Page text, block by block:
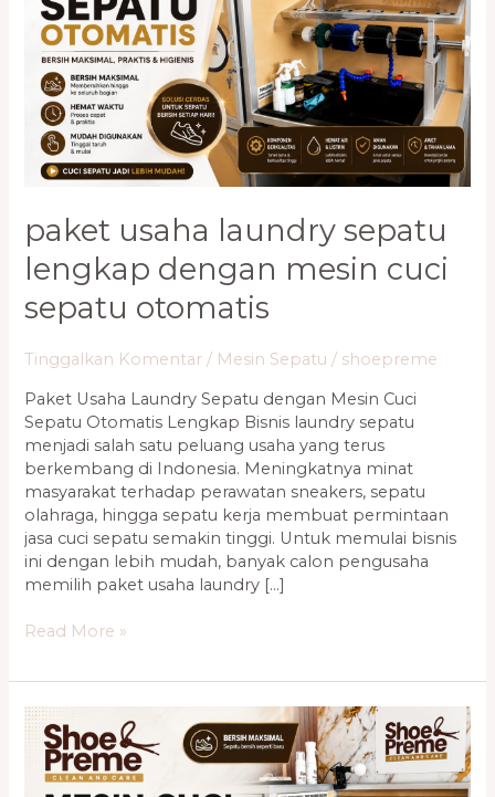
paket usaha laundry sepatu
lengkap dengan mesin cuci
sepatu otomatis
Tinggalkan Komentar / Mesin Sepatu / shoepreme
Paket Usaha Laundry Sepatu dengan Mesin Cuci
Sepatu Otomatis Lengkap Bisnis laundry sepatu
menjadi salah satu peluang usaha yang terus
berkembang di Indonesia. Meningkatnya minat
masyarakat terhadap perawatan sneakers, sepatu
olahraga, hingga sepatu kerja membuat permintaan
jasa cuci sepatu semakin tinggi. Untuk memulai bisnis
ini dengan lebih mudah, banyak calon pengusaha
memilih paket usaha laundry […]
dengan
Mesin
Cuci
Sepatu
Otomatis
Read More »
Cara
Memilih
Mesin
Cuci